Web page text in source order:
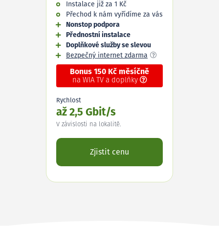
Instalace již za 1 Kč
Přechod k nám vyřídíme za vás
Nonstop podpora
Přednostní instalace
Doplňkové služby se slevou
Bezpečný internet zdarma
Bonus 150 Kč měsíčně
na WIA TV a doplňky
Rychlost
až 2,5 Gbit/s
V závislosti na lokalitě.
Zjistit cenu